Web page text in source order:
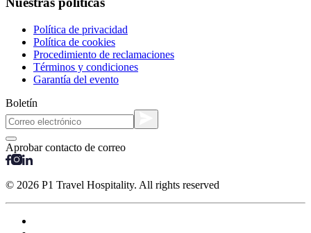
Política de privacidad
Política de cookies
Procedimiento de reclamaciones
Términos y condiciones
Garantía del evento
Boletín
Aprobar contacto de correo
© 2026 P1 Travel Hospitality. All rights reserved